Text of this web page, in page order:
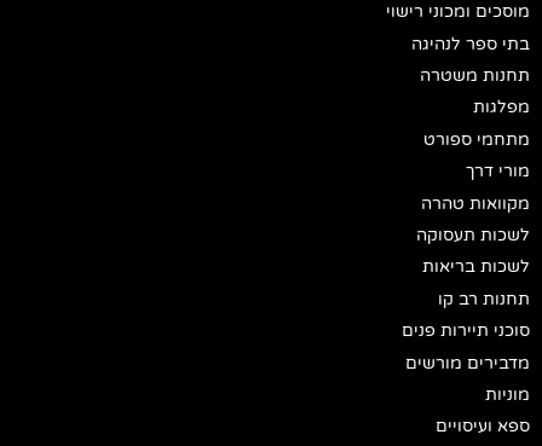
מוסכים ומכוני רישוי
בתי ספר לנהיגה
תחנות משטרה
מפלגות
מתחמי ספורט
מורי דרך
מקוואות טהרה
לשכות תעסוקה
לשכות בריאות
תחנות רב קו
סוכני תיירות פנים
מדבירים מורשים
מוניות
ספא ועיסויים